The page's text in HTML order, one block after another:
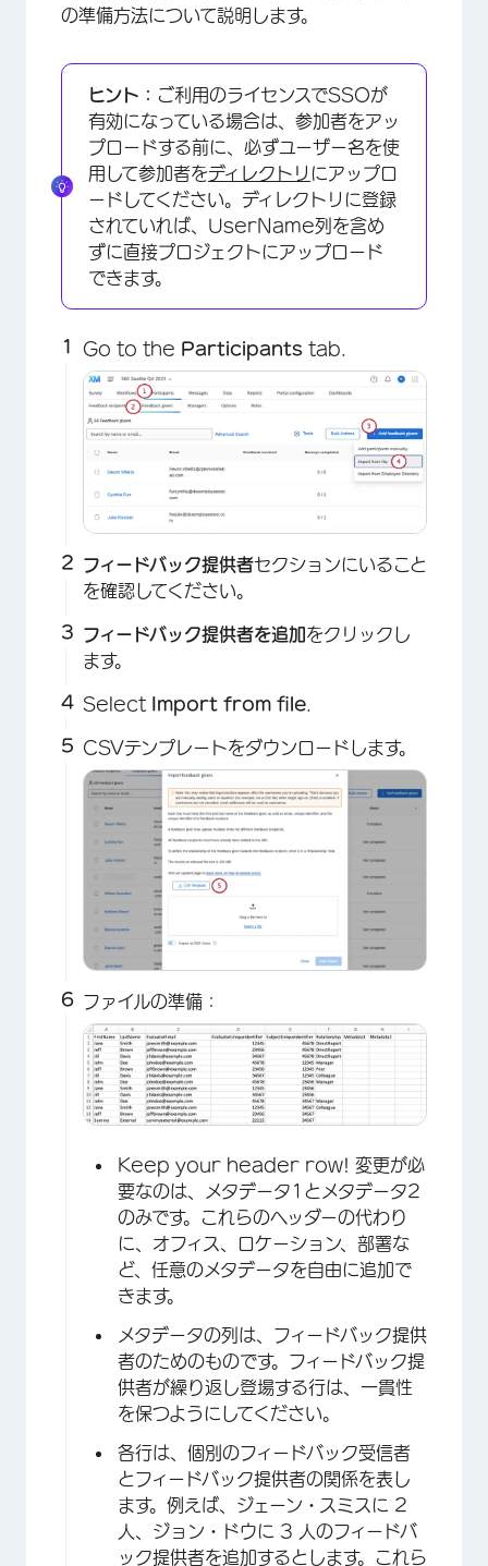
×
の準備方法について説明します。
ヒント： ご利用のライセンスでSSOが
有効になっている場合は、参加者をアッ
プロードする前に、必ずユーザー名を使
用して参加者をディレクトリ にアップロ
ードしてください。ディレクトリに登録
されていれば、UserName列を含め
ずに直接プロジェクトにアップロード
できます。
Go to the Participants tab.
×
フィードバック提供者セクションにいること
を確認してください。
フィードバック提供者を追加をクリックし
ます。
Select Import from file
CSVテンプレートをダウンロードします。
ファイルの準備：
Keep your header row! 変更が必
要なのは、メタデータ1とメタデータ2
のみです。これらのヘッダーの代わり
に、オフィス、ロケーション、部署な
ど、任意のメタデータを自由に追加で
きます。
メタデータの列は、フィードバック提供
者のためのものです。フィードバック提
供者が繰り返し登場する行は、一貫性
を保つようにしてください。
各行は、個別のフィードバック受信者
とフィードバック提供者の関係を表し
ます。例えば、ジェーン・スミスに 2
人、ジョン・ドウに 3 人のフィードバ
ック提供者を追加するとします。これら